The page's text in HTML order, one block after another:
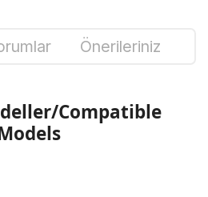
Önerileriniz
Compatible